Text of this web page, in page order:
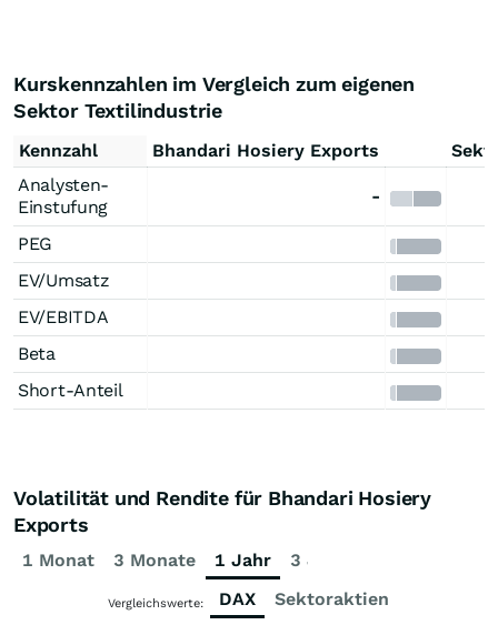
Kurskennzahlen im Vergleich zum eigenen
Sektor Textilindustrie
Kennzahl Bhandari Hosiery Exports
Analysten-
Einstufung
-
PEG
EV/Umsatz
EV/EBITDA
Beta
Short-Anteil
Volatilität und Rendite für Bhandari Hosiery
Exports
1 Monat 3 Monate 1 Jahr 3 Jahre
Vergleichswerte: DAX Sektoraktien